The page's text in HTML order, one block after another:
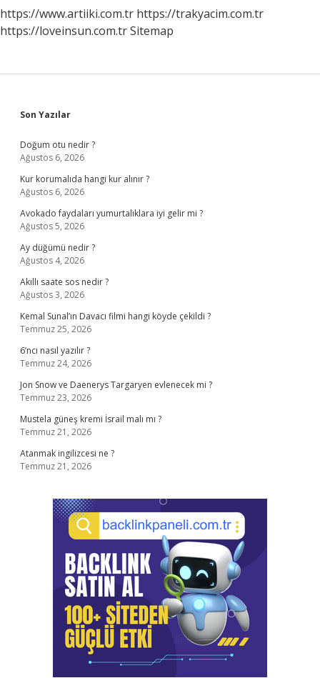
https://www.artiiki.com.tr https://trakyacim.com.tr
https://loveinsun.com.trSitemap
Sidebar
Son Yazılar
Doğum otu nedir ?
Ağustos 6, 2026
Kur korumalıda hangi kur alınır ?
Ağustos 6, 2026
Avokado faydaları yumurtalıklara iyi gelir mi ?
Ağustos 5, 2026
Ay düğümü nedir ?
Ağustos 4, 2026
Akıllı saate sos nedir ?
Ağustos 3, 2026
Kemal Sunal’ın Davacı filmi hangi köyde çekildi ?
Temmuz 25, 2026
6’ncı nasıl yazılır ?
Temmuz 24, 2026
Jon Snow ve Daenerys Targaryen evlenecek mi ?
Temmuz 23, 2026
Mustela güneş kremi İsrail malı mı ?
Temmuz 21, 2026
Atanmak ingilizcesi ne ?
Temmuz 21, 2026